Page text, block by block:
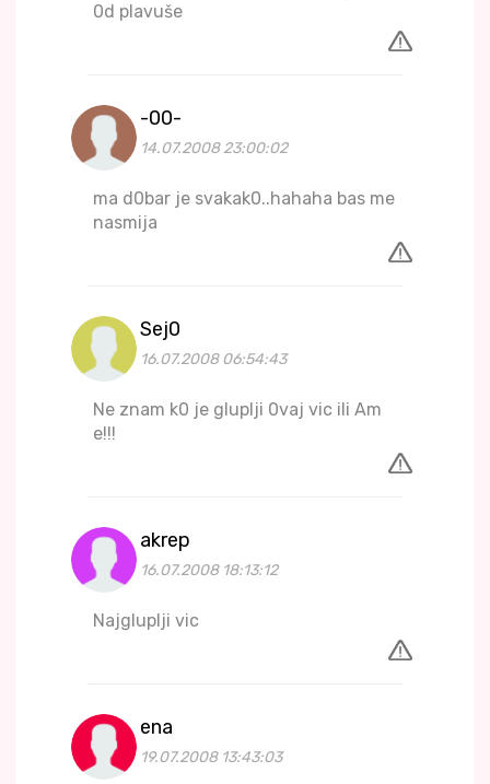
0d plavuše
-00-
14.07.2008 23:00:02
ma d0bar je svakak0..hahaha bas me
nasmija
Sej0
16.07.2008 06:54:43
Ne znam k0 je gluplji 0vaj vic ili Am
e!!!
akrep
16.07.2008 18:13:12
Najgluplji vic
ena
19.07.2008 13:43:03